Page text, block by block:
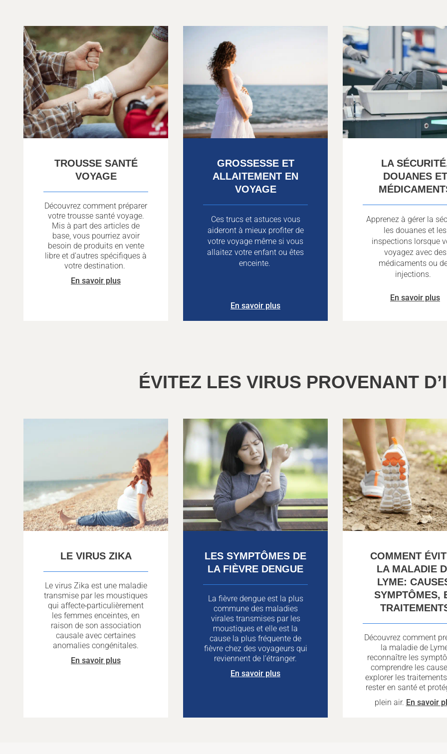
TROUSSE SANTÉ
VOYAGE
Découvrez comment préparer
votre trousse santé voyage.
Mis à part des articles de
base, vous pourriez avoir
besoin de produits en vente
libre et d’autres spécifiques à
votre destination.
En savoir plus
GROSSESSE ET
ALLAITEMENT EN
VOYAGE
Ces trucs et astuces vous
aideront à mieux profiter de
votre voyage même si vous
allaitez votre enfant ou êtes
enceinte.
En savoir plus
LA
DOUANES ET
Apprenez à gérer la
les douanes et les
inspections lorsque
voyagez avec des
médicaments ou
injections.
En savoir plus
ÉVITEZ LES VIRUS PROVENANT
LE VIRUS ZIKA
Le virus Zika est une maladie
transmise par les moustiques
qui affecte particulièrement
les femmes enceintes, en
raison de son association
causale avec certaines
anomalies congénitales.
En savoir plus
LES SYMPTÔMES DE
LA FIÈVRE DENGUE
La fièvre dengue est la plus
commune des maladies
virales transmises par les
moustiques et elle est la
cause la plus fréquente de
fièvre chez des voyageurs qui
reviennent de l’étranger.
En savoir plus
COMMENT
LA MALADIE
LYME:
SYMPTÔMES,
Découvrez comment
la maladie de
reconnaître les
comprendre les
explorer les
rester en santé et
plein air. En savoir